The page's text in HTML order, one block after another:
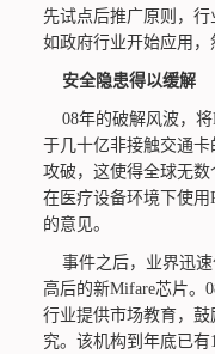
先试点后推广原则，行
如政府行业开始应用，
安全隐患得以缓解
08年的破解风波，将
于几十亿非接触交通卡
攻破，这使得全球无
在医疗设备环境下使
的意见。
事件之后，业界迅速
高后的新Mifare芯片。
行业提供市场教育，
究。该机构到年底已